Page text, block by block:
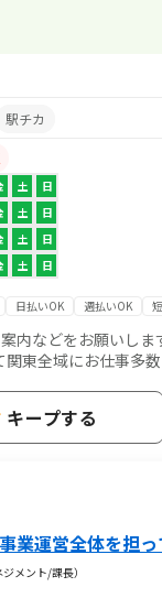
駅チカ
土 日
土 日
土 日
土 日
日払いOK 週払いOK
内などをお願いし
相談ください！
キープする
業運営全体を担
メント/課長）